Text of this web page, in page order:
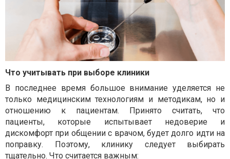
Что учитывать при выборе клиники
В последнее время большое внимание уделяется не
только медицинским технологиям и методикам, но и
отношению к пациентам. Принято считать, что
пациенты, которые испытывает недоверие и
дискомфорт при общении с врачом, будет долго идти на
поправку. Поэтому, клинику следует выбирать
тщательно. Что считается важным: